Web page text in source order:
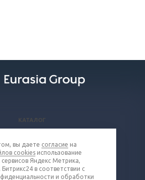
КАТАЛОГ
КОМПАНИЯ
КОНТАКТЫ
вы даете согласие на
cookies использование
сервисов Яндекс Метрика,
в соответствии с
и обработки